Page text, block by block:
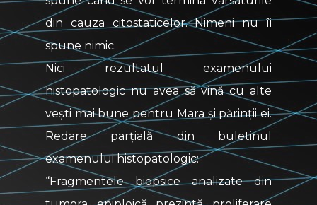
din cauza citostaticelor. Nimeni nu îi
spune nimic.
Nici rezultatul examenului
histopatologic nu avea să vină cu alte
vești mai bune pentru Mara și părinții ei.
Redare parțială din buletinul
examenului histopatologic:
“Fragmentele biopsice analizate din